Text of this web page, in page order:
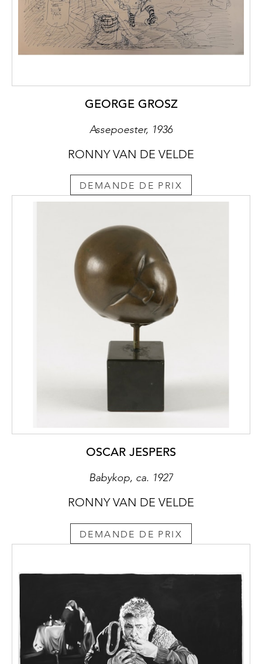
GEORGE GROSZ
Assepoester, 1936
RONNY VAN DE VELDE
DEMANDE DE PRIX
OSCAR JESPERS
Babykop, ca. 1927
RONNY VAN DE VELDE
DEMANDE DE PRIX